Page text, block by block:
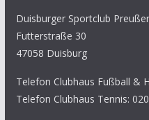
Duisburger Sportclub
Futterstraße 30
47058 Duisburg
Telefon Clubhaus Fußball &
Telefon Clubhaus Tennis: